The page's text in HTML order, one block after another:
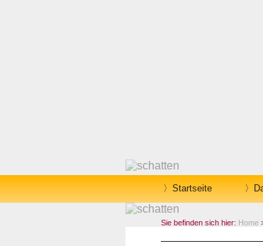
Startseite
Sie befinden sich hier: Home